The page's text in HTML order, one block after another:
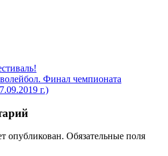
Финал чемпионата
г.)
опубликован. Обязательные поля